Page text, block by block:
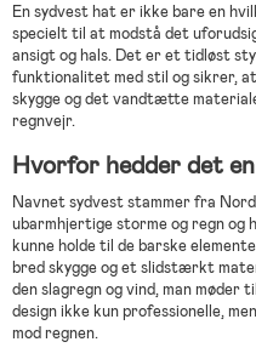
En sydvest hat er ikke bare en
specielt til at modstå det
ansigt og hals. Det er et tidløst
funktionalitet med stil og sikrer,
skygge og det vandtætte
regnvejr.
Hvorfor hedder det
Navnet sydvest stammer fra
ubarmhjertige storme og regn og
kunne holde til de barske
bred skygge og et slidstærkt
den slagregn og vind, man møder
design ikke kun professionelle,
mod regnen.